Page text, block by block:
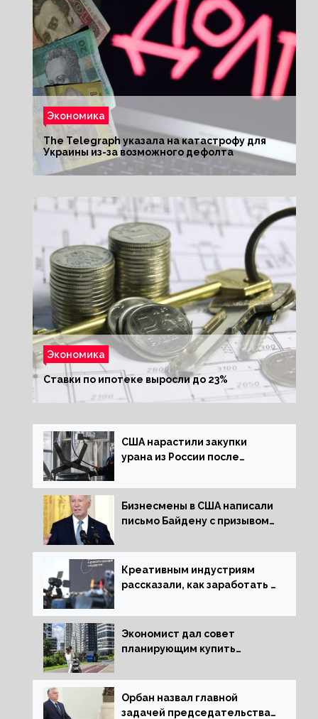
Экономика
The Telegraph указала на катастрофу для
Украины из-за возможного дефолта
Экономика
Ставки по ипотеке выросли до 23%
США нарастили закупки
урана из России после
Бизнесмены в США написали
письмо Байдену с призывом
Креативным индустриям
рассказали, как заработать 2
экономики
Экономист дал совет
планирующим купить
Орбан назвал главной
задачей председательства